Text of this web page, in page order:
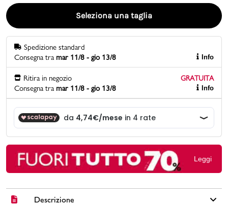
Promo & News
contatti
Gift card
Seleziona una taglia
Spedizione standard
Consegna tra mar 11/8 - gio 13/8 Info
Ritira in negozio
GRATUITA
Consegna tra mar 11/8 - gio 13/8 Info
Leggi
Descrizione